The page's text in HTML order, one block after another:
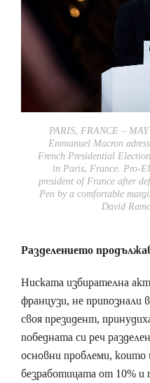
PARIS, FRANCE –
Emmanuel Macron
French Presidential
in Paris, France. Pro-
president of France after
Pen by a comfortable
David
Разделението
Ниската избирателна
французи, не
своя президент,
победната си реч
основни проблеми,
безработицата от 10% и